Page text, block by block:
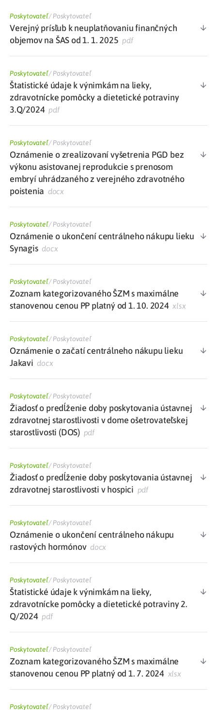
Poskytovateľ/Poskytovateľ
Verejný prísľub k neuplatňovaniu finančných
objemov na ŠAS od 1. 1. 2025 pdf
Poskytovateľ/Poskytovateľ
Štatistické údaje k výnimkám na lieky,
zdravotnícke pomôcky a dietetické potraviny
3.Q/2024pdf
Poskytovateľ/Poskytovateľ
Oznámenie o zrealizovaní vyšetrenia PGD bez
výkonu asistovanej reprodukcie s prenosom
embryí uhrádzaného z verejného zdravotného
poistenia docx
Poskytovateľ/Poskytovateľ
Oznámenie o ukončení centrálneho nákupu lieku
Synagisdocx
Poskytovateľ/Poskytovateľ
Zoznam kategorizovaného ŠZM s maximálne
stanovenou cenou PP platný od 1. 10. 2024xlsx
Poskytovateľ/Poskytovateľ
Oznámenie o začatí centrálneho nákupu lieku
Jakavi docx
Poskytovateľ/Poskytovateľ
Žiadosť o predĺženie doby poskytovania ústavnej
zdravotnej starostlivosti v dome ošetrovateľskej
starostlivosti (DOS) pdf
Poskytovateľ/Poskytovateľ
Žiadosť o predĺženie doby poskytovania ústavnej
zdravotnej starostlivosti v hospici pdf
Poskytovateľ/Poskytovateľ
Oznámenie o ukončení centrálneho nákupu
rastových hormónovdocx
Poskytovateľ/Poskytovateľ
Štatistické údaje k výnimkám na lieky,
zdravotnícke pomôcky a dietetické potraviny 2.
Q/2024pdf
Poskytovateľ/Poskytovateľ
Zoznam kategorizovaného ŠZM s maximálne
stanovenou cenou PP platný od 1. 7. 2024 xlsx
Poskytovateľ/Poskytovateľ